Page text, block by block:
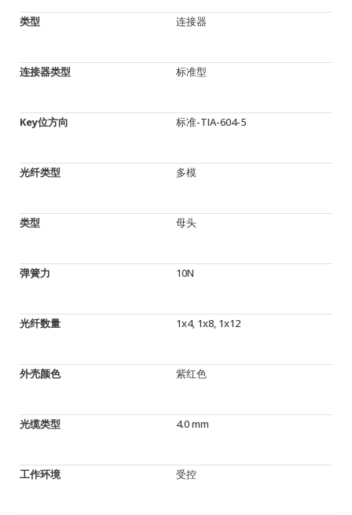
类型 连接器
连接器类型 标准型
Key位方向 标准-TIA-604-5
光纤类型 多模
类型 母头
弹簧力 10N
光纤数量 1x4, 1x8, 1x12
外壳颜色 紫红色
光缆类型 4.0 mm
工作环境 受控